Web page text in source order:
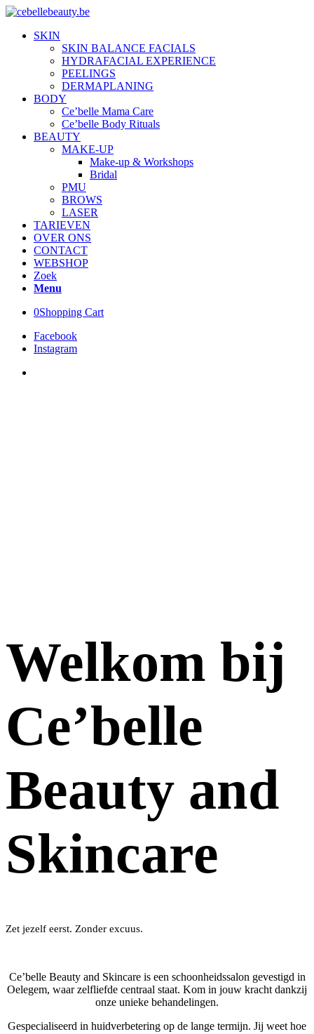
SKIN
SKIN BALANCE FACIALS
HYDRAFACIAL EXPERIENCE
PEELINGS
DERMAPLANING
BODY
Ce’belle Mama Care
Ce’belle Body Rituals
BEAUTY
MAKE-UP
Make-up & Workshops
Bridal
PMU
BROWS
LASER
TARIEVEN
OVER ONS
CONTACT
WEBSHOP
Zoek
Menu
0Shopping Cart
Facebook
Instagram
Welkom bij
Ce’belle
Beauty and
Skincare
Zet jezelf eerst. Zonder excuus.
Ce’belle Beauty and Skincare is een schoonheidssalon gevestigd in
Oelegem, waar zelfliefde centraal staat. Kom in jouw kracht dankzij
onze unieke behandelingen.
Gespecialiseerd in huidverbetering op de lange termijn. Jij weet hoe